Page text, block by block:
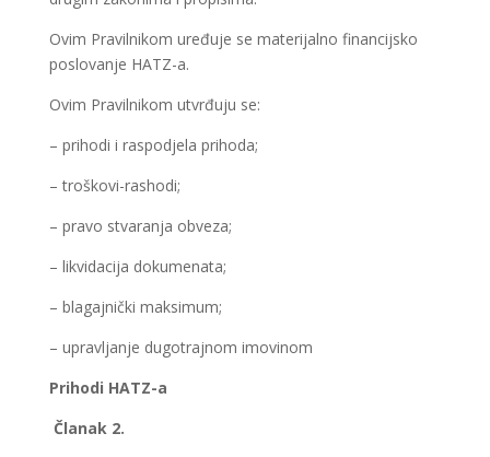
Ovim Pravilnikom uređuje se materijalno financijsko
poslovanje HATZ-a.
Ovim Pravilnikom utvrđuju se:
– prihodi i raspodjela prihoda;
– troškovi-rashodi;
– pravo stvaranja obveza;
– likvidacija dokumenata;
– blagajnički maksimum;
– upravljanje dugotrajnom imovinom
Prihodi HATZ-a
Članak 2.